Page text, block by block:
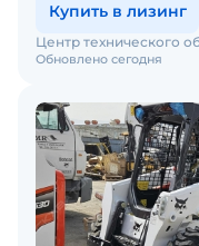
Купить в лизинг
Обновлено сегодня
Центр технического